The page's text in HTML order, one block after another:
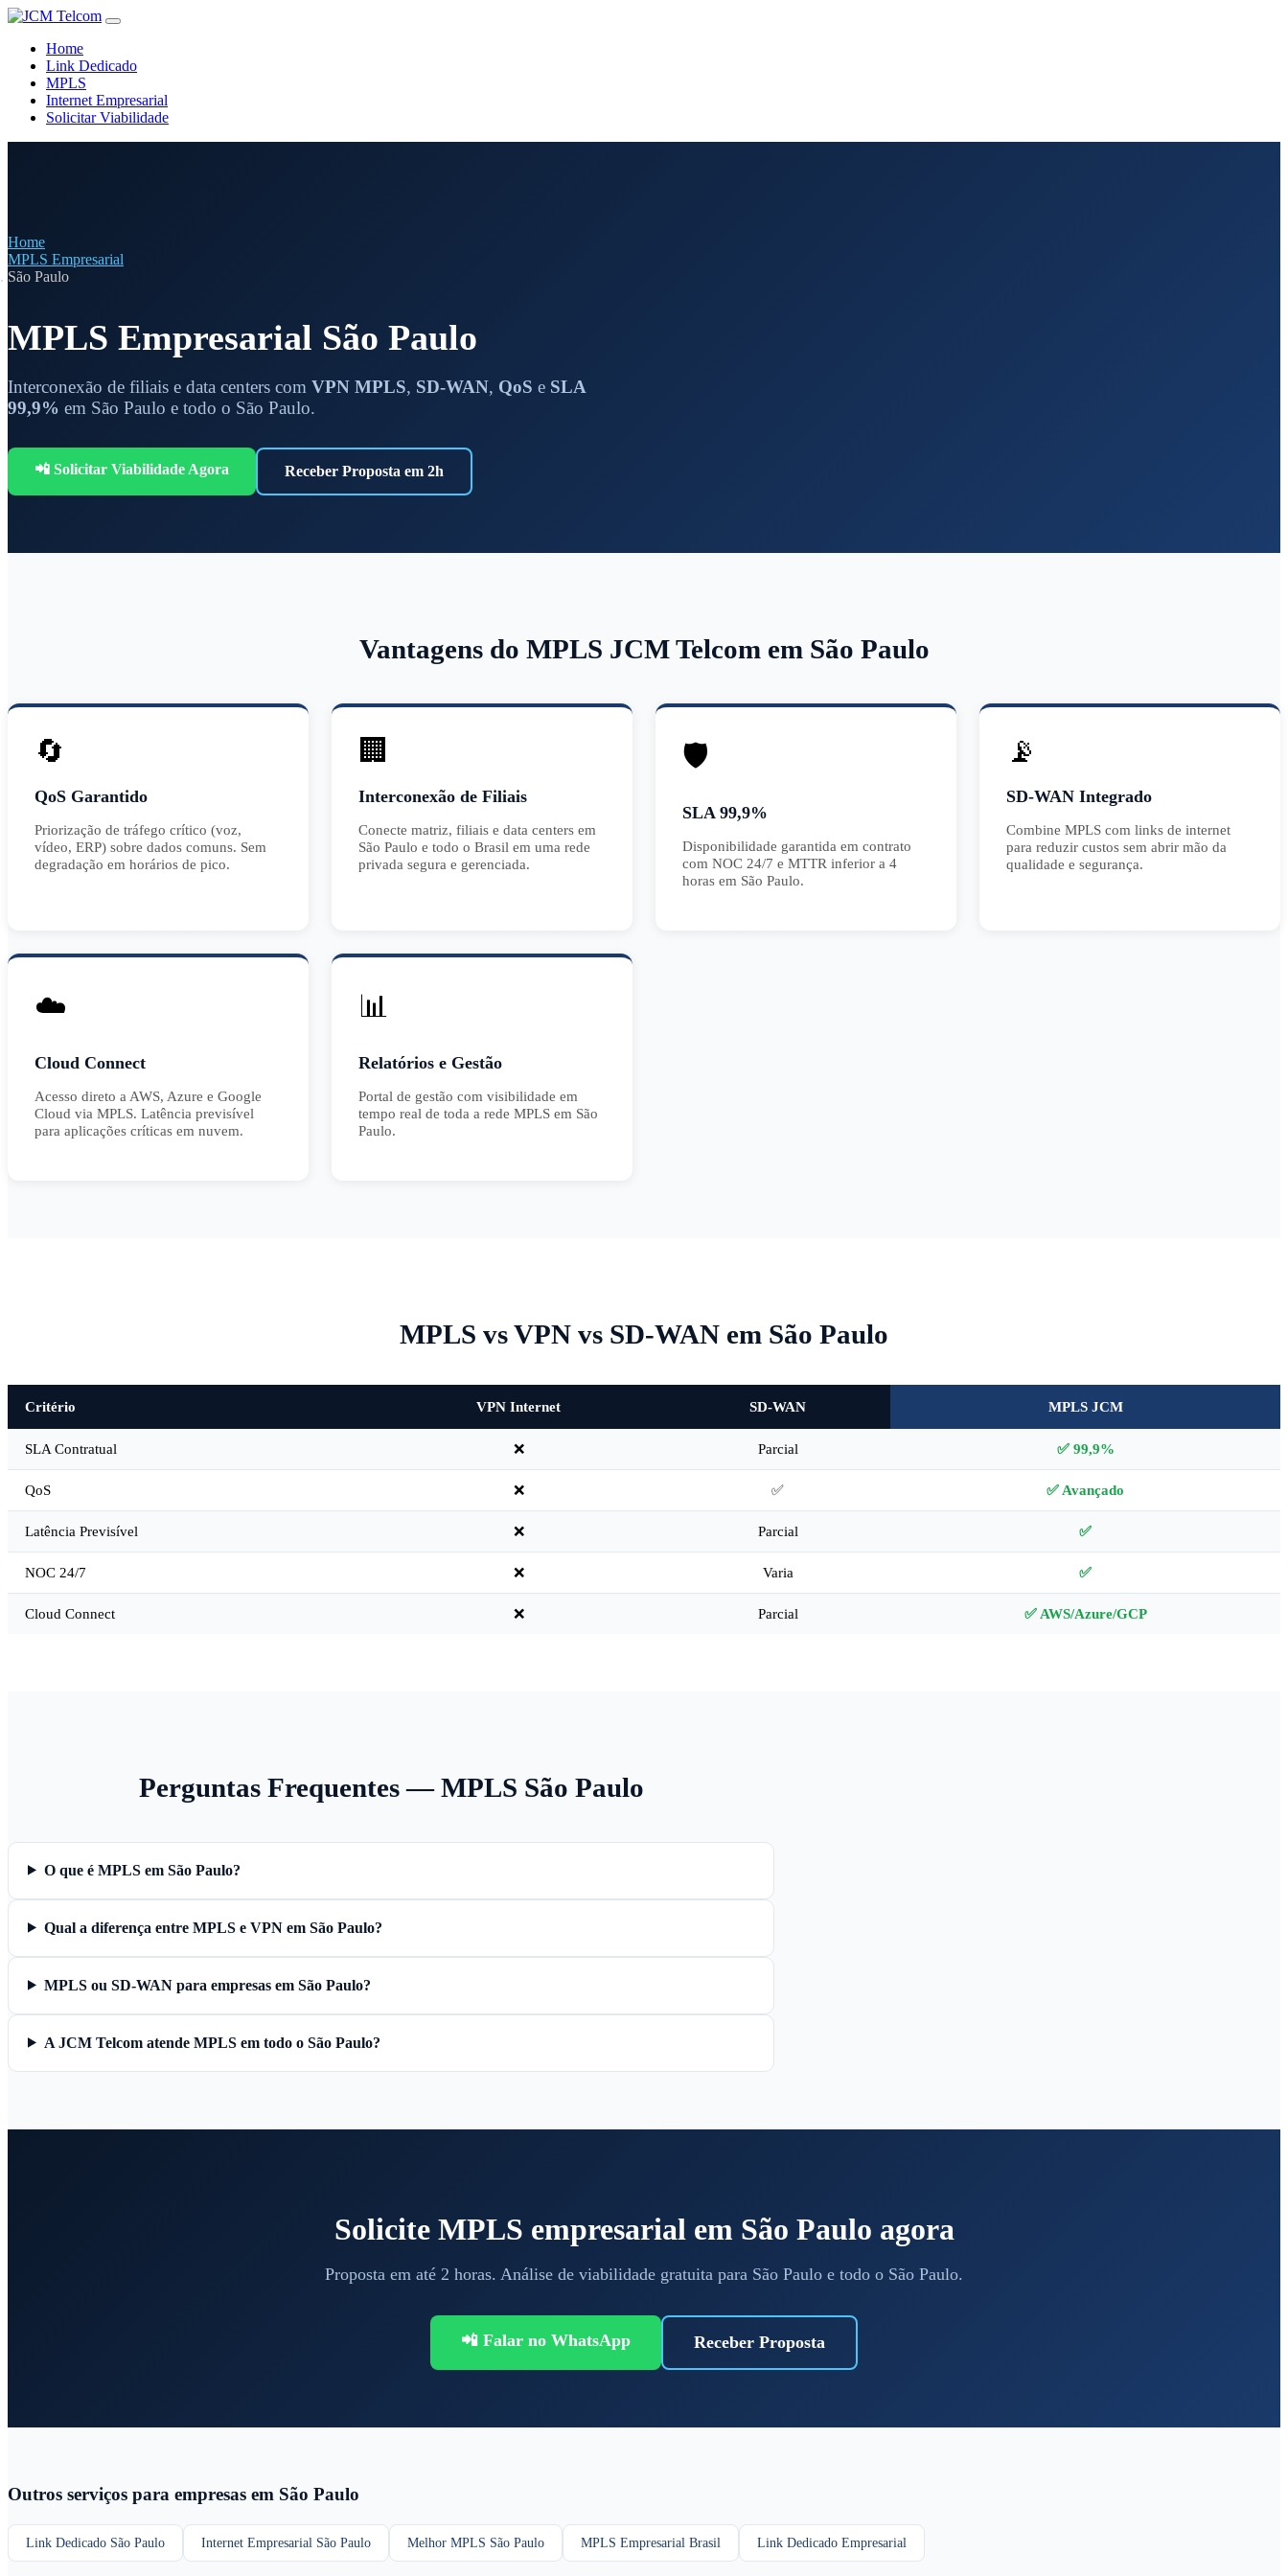
Home
Link Dedicado
MPLS
Internet Empresarial
Solicitar Viabilidade
Home
MPLS Empresarial
São Paulo
MPLS Empresarial São Paulo
Interconexão de filiais e data centers com VPN MPLS, SD-WAN, QoS e SLA
99,9% em São Paulo e todo o São Paulo.
📲 Solicitar Viabilidade Agora Receber Proposta em 2h
Vantagens do MPLS JCM Telcom em São Paulo
🔄
QoS Garantido
Priorização de tráfego crítico (voz,
vídeo, ERP) sobre dados comuns. Sem
degradação em horários de pico.
🏢
Interconexão de Filiais
Conecte matriz, filiais e data centers em
São Paulo e todo o Brasil em uma rede
privada segura e gerenciada.
🛡️
SLA 99,9%
Disponibilidade garantida em contrato
com NOC 24/7 e MTTR inferior a 4
horas em São Paulo.
📡
SD-WAN Integrado
Combine MPLS com links de internet
para reduzir custos sem abrir mão da
qualidade e segurança.
☁️
Cloud Connect
Acesso direto a AWS, Azure e Google
Cloud via MPLS. Latência previsível
para aplicações críticas em nuvem.
📊
Relatórios e Gestão
Portal de gestão com visibilidade em
tempo real de toda a rede MPLS em São
Paulo.
MPLS vs VPN vs SD-WAN em São Paulo
Critério VPN Internet SD-WAN MPLS JCM
SLA Contratual ❌ Parcial ✅ 99,9%
QoS ❌ ✅ ✅ Avançado
Latência Previsível ❌ Parcial ✅
NOC 24/7 ❌ Varia ✅
Cloud Connect ❌ Parcial ✅ AWS/Azure/GCP
Perguntas Frequentes — MPLS São Paulo
O que é MPLS em São Paulo?
Qual a diferença entre MPLS e VPN em São Paulo?
MPLS ou SD-WAN para empresas em São Paulo?
A JCM Telcom atende MPLS em todo o São Paulo?
Solicite MPLS empresarial em São Paulo agora
Proposta em até 2 horas. Análise de viabilidade gratuita para São Paulo e todo o São Paulo.
📲 Falar no WhatsApp Receber Proposta
Outros serviços para empresas em São Paulo
Link Dedicado São Paulo Internet Empresarial São Paulo Melhor MPLS São Paulo MPLS Empresarial Brasil Link Dedicado Empresarial